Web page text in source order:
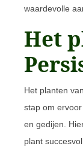
waardevolle
Het
Het planten
stap om
en gedijen.
plant